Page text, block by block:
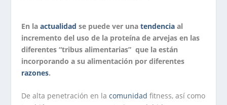
En laactualidad se puede ver unatendencia al
incremento del uso de la proteína de arvejas en las
diferentes “tribus alimentarias” que la están
incorporando a sualimentación por diferentes
razones.
De alta penetración en lacomunidad fitness, así como